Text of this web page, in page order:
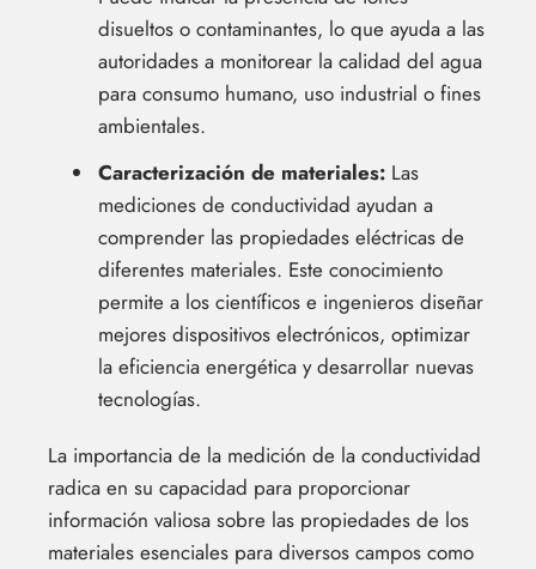
disueltos o contaminantes, lo que ayuda a las
autoridades a monitorear la calidad del agua
para consumo humano, uso industrial o fines
ambientales.
Caracterización de materiales: Las
mediciones de conductividad ayudan a
comprender las propiedades eléctricas de
diferentes materiales. Este conocimiento
permite a los científicos e ingenieros diseñar
mejores dispositivos electrónicos, optimizar
la eficiencia energética y desarrollar nuevas
tecnologías.
La importancia de la medición de la conductividad
radica en su capacidad para proporcionar
información valiosa sobre las propiedades de los
materiales esenciales para diversos campos como